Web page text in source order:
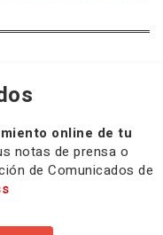
online de tu
notas de prensa o
de Comunicados de